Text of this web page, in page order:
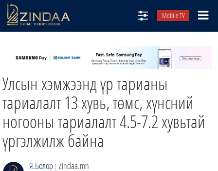
Mobile TV
ТВ8
ӨГЛӨӨНИЙ СОНИН
ЗИНДАА СЭТГҮҮЛ
Улсын хэмжээнд үр тарианы
тариалалт 13 хувь, төмс, хүнсний
ногооны тариалалт 4.5-7.2 хувьтай
үргэлжилж байна
Я.Болор | Zindaa.mn